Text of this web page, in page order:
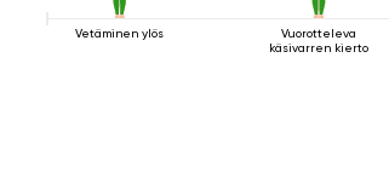
Vetäminen ylös
Vuorotteleva
käsivarren kierto